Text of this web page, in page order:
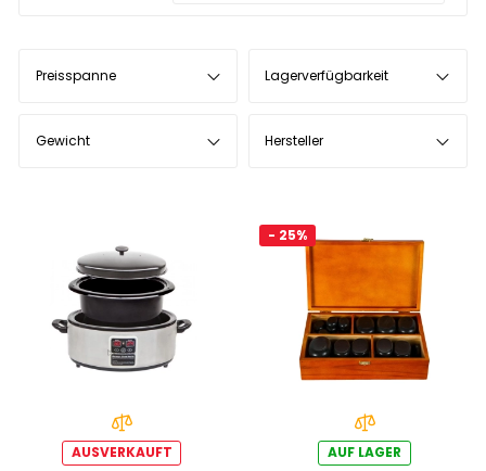
Preisspanne Lagerverfügbarkeit
Gewicht Hersteller
AUSVERKAUFT
- 25%
AUF LAGER